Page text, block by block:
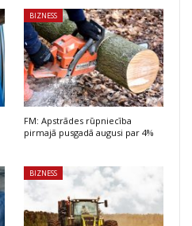
BIZNESS
FM: Apstrādes rūpniecība
pirmajā pusgadā augusi par 4%
BIZNESS